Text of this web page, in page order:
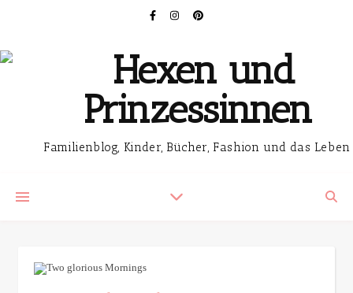
Familienblog, Kinder, Bücher, Fashion und das Leben